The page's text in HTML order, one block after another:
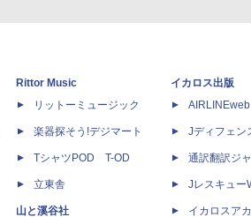
Rittor Music
リットーミュージック
楽器探そう!デジマート
TシャツPOD T-OD
立東舎
山と溪谷社
イカロス出版
AIRLINEweb
Jディフェン
通訳翻訳ジ
Jレスキュー
イカロスア